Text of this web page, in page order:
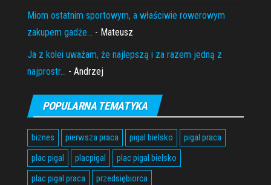
Miom ostatnim sportowym, a właściwie rowerowym
zakupem gadże... - Mateusz
Ja z kolei uważam, że najlepszą i za razem jedną z
najprostr... - Andrzej
POPULARNA TEMATYKA
biznes pierwsza praca pigal bielsko
pigal praca
plac pigal
placpigal
plac pigal bielsko
plac pigal praca
przedsiębiorca